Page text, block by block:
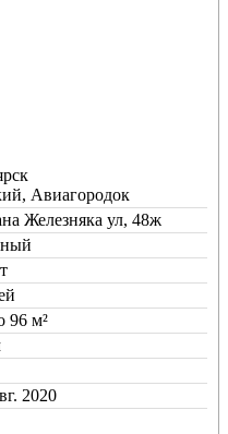
Авиагородок
Железняка ул, 48ж
96 м²
2020